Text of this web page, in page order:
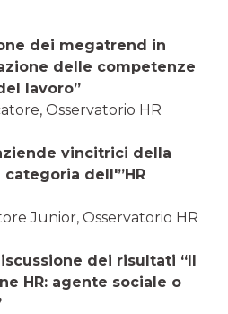
dei megatrend in
delle competenze
lavoro”
Osservatorio HR
vincitrici della
dell'”HR
Junior, Osservatorio HR
dei risultati “Il
HR: agente sociale o